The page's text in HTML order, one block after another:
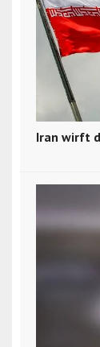
Iran wirft